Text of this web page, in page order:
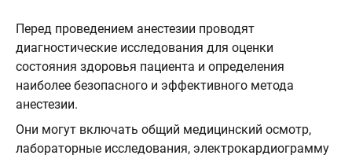
Перед проведением анестезии проводят
диагностические исследования для оценки
состояния здоровья пациента и определения
наиболее безопасного и эффективного метода
анестезии.
Они могут включать общий медицинский осмотр,
лабораторные исследования, электрокардиограмму